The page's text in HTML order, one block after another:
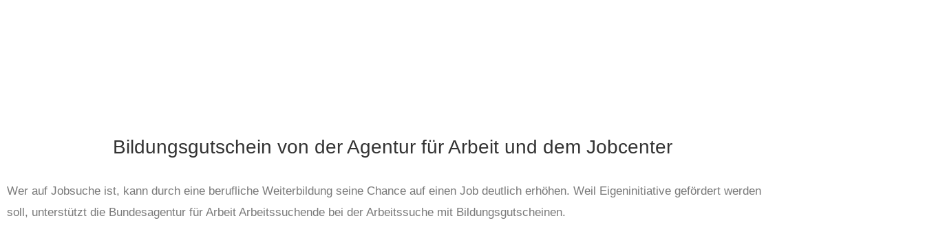
Bildungsgutschein von der Agentur für Arbeit und dem Jobcenter
Wer auf Jobsuche ist, kann durch eine berufliche Weiterbildung seine Chance auf einen Job deutlich erhöhen. Weil Eigeninitiative gefördert werden
soll, unterstützt die Bundesagentur für Arbeit Arbeitssuchende bei der Arbeitssuche mit Bildungsgutscheinen.